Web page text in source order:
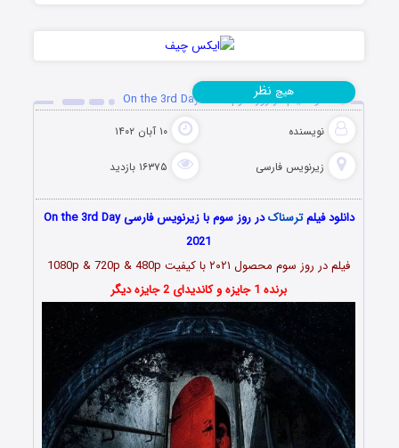
دانلود فیلم در روز سوم On the 3rd Day 2021
نویسنده ۱۰ آبان ۱۴۰۲
زیرنویس فارسی ۱۶۳۷۵ بازدید
هیچ نظر
دانلود فیلمترسناک
در روز سوم با زیرنویس فارسی On the 3rd Day
2021
فیلمدر روز سوم محصول ۲۰۲۱
با کیفیت 1080p & 720p & 480p
برنده 1 جایزه و کاندیدای 2 جایزه دیگر